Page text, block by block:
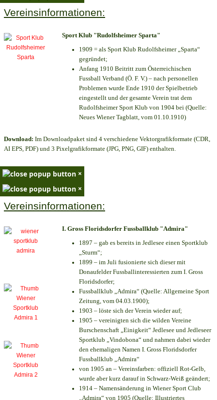
Vereinsinformationen:
Sport Klub "Rudolfsheimer Sparta"
1909 = als Sport Klub Rudolfsheimer „Sparta“
gegründet;
Anfang 1910 Beitritt zum Österreichischen
Fussball Verband (Ö. F. V.) – nach personellen
Problemen wurde Ende 1910 der Spielbetrieb
eingestellt und der gesamte Verein trat dem
Rudolfsheimer Sport Klub von 1904 bei (Quelle:
Neues Wiener Tagblatt, vom 01.10.1910)
Download: Im Downloadpaket sind 4 verschiedene Vektorgrafikformate (CDR,
AI EPS, PDF) und 3 Pixelgrafikformate (JPG, PNG, GIF) enthalten.
×
×
Vereinsinformationen:
I. Gross Floridsdorfer Fussballklub "Admira"
1897 – gab es bereits in Jedlesee einen Sportklub
„Sturm“;
1899 – im Juli fusionierte sich dieser mit
Donaufelder Fussballinteressierten zum I. Gross
Floridsdorfer;
Fussballklub „Admira“ (Quelle: Allgemeine Sport
Zeitung, vom 04.03.1900);
1903 – löste sich der Verein wieder auf;
1905 – vereinigten sich die wilden Vereine
Burschenschaft „Einigkeit“ Jedlesee und Jedleseer
Sportklub „Vindobona“ und nahmen dabei wieder
den ehemaligen Namen I. Gross Floridsdorfer
Fussballklub „Admira“
von 1905 an – Vereinsfarben: offiziell Rot-Gelb,
wurde aber kurz darauf in Schwarz-Weiß geändert;
1914 – Namensänderung in Wiener Sport Club
„Admira“ von 1905 (Quelle: Illustriertes